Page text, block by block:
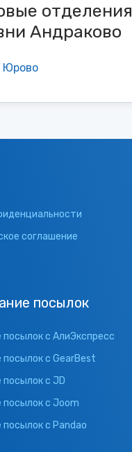
отделения
Андраково
Юрово
соглашение
посылок
с АлиЭкспресс
с GearBest
с JD
с Joom
с Pandao